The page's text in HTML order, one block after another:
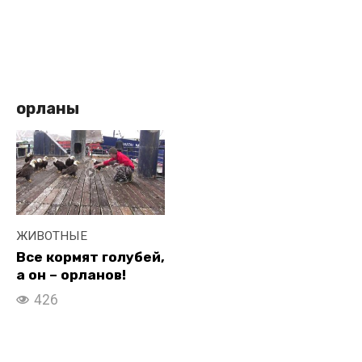
орланы
ЖИВОТНЫЕ
Все кормят голубей,
а он – орланов!
426